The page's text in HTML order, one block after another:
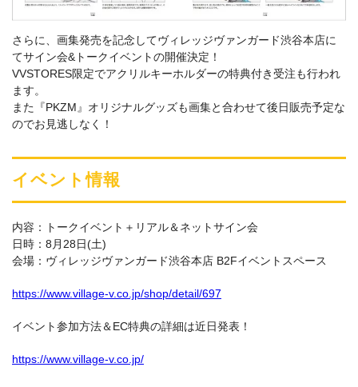
さらに、画集発売を記念してヴィレッジヴァンガード渋谷本店に
てサイン会&トークイベントの開催決定！
VVSTORES限定でアクリルキーホルダーの特典付き受注も行われ
ます。
また『PKZM』オリジナルグッズも画集と合わせて後日販売予定な
のでお見逃しなく！
イベント情報
内容：トークイベント＋リアル＆ネットサイン会
日時：8月28日(土)
会場：ヴィレッジヴァンガード渋谷本店 B2Fイベントスペース
https://www.village-v.co.jp/shop/detail/697
イベント参加方法＆EC特典の詳細は近日発表！
https://www.village-v.co.jp/